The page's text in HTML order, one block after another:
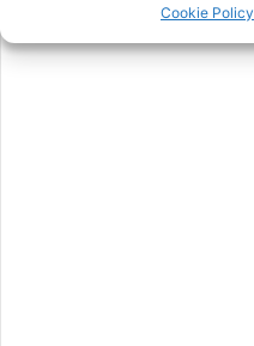
Cookie Policy